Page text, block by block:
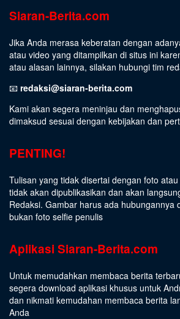
Siaran-Berita.com
Jika Anda merasa keberatan dengan
atau video yang ditampilkan di situs ini
atau alasan lainnya, silakan hubungi tim
📧 redaksi@siaran-berita.com
Kami akan segera meninjau dan
dimaksud sesuai dengan kebijakan dan
PENTING!
Tulisan yang tidak disertai dengan foto
tidak akan dipublikasikan dan akan
Redaksi. Gambar harus ada hubungannya
bukan foto selfie penulis
Aplikasi Siaran-Berita.com
Untuk memudahkan membaca berita
segera download aplikasi khusus untuk
dan nikmati kemudahan membaca berita
Anda